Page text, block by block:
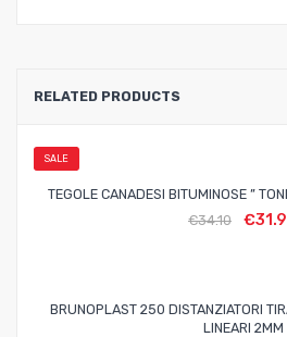
RELATED PRODUCTS
SALE
TEGOLE CANADESI BITUMINOSE ”
€34.10 €
BRUNOPLAST 250 DISTANZIATORI
LINEARI 2MM